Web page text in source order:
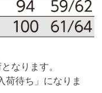
ります。
待ち」になりま